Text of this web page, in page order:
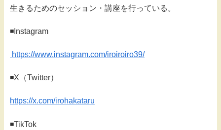
生きるためのセッション・講座を行っている。
◾️Instagram
https://www.instagram.com/iroiroiro39/
◾️X（Twitter）
https://x.com/irohakataru
◾️TikTok